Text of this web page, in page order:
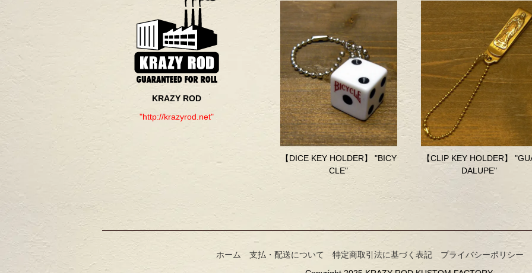
【DICE KEY HOLDER】 "BICY
CLE"
【CLIP KEY HOLDER】
DALUPE"
KRAZY ROD
"http://krazyrod.net"
ホーム 支払・配送について 特定商取引法に基づく表記
プライバシーポリシー